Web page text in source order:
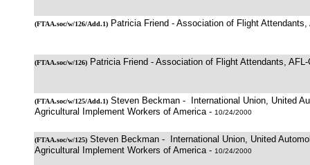
(FTAA.soc/w/126/Add.1) Patricia Friend - Association of Flight
(FTAA.soc/w/126) Patricia Friend - Association of Flight Attendants,
(FTAA.soc/w/125/Add.1) Steven Beckman - International Union, United
Agricultural Implement Workers of America - 10/24/2000
(FTAA.soc/w/125) Steven Beckman - International Union, United
Agricultural Implement Workers of America - 10/24/2000